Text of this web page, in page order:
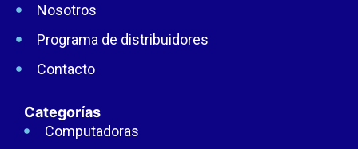
Nosotros
Programa de distribuidores
Contacto
Categorías
Computadoras